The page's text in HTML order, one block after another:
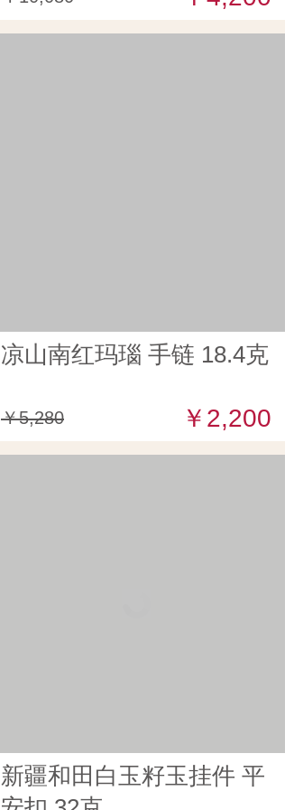
凉山南红玛瑙 手链 18.4克
￥5,280 ￥2,200
新疆和田白玉籽玉挂件 平